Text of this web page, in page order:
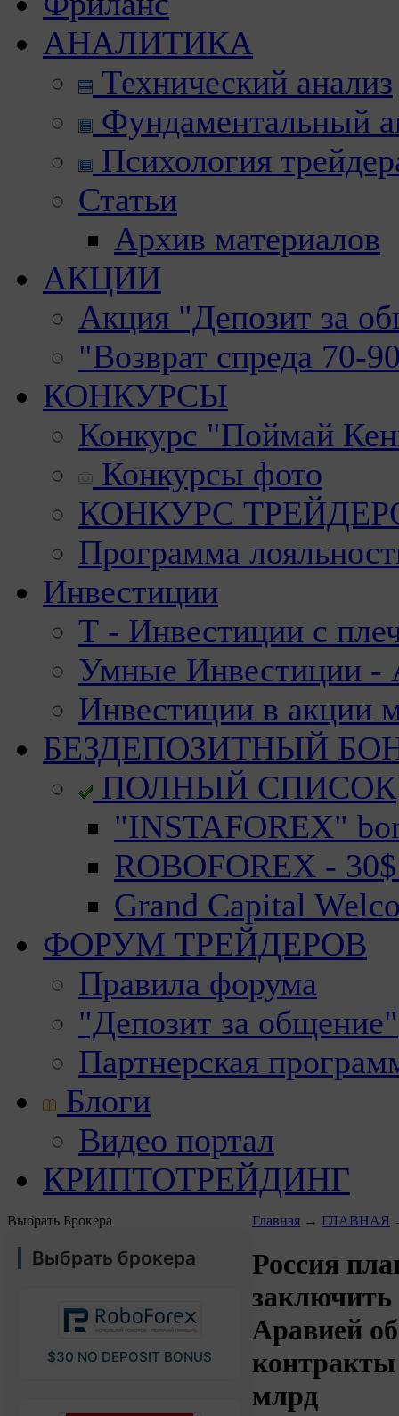
АНАЛИТИКА
Технический анализ
Фундаментальный
Психология
Статьи
Архив материалов
АКЦИИ
Акция "Депозит за
"Возврат спреда 70-
КОНКУРСЫ
Конкурс "Поймай
Конкурсы фото
КОНКУРС
Программа
Инвестиции
Т - Инвестиции с
Умные Инвестиции -
Инвестиции в акции
БЕЗДЕПОЗИТНЫЙ
ПОЛНЫЙ СПИСОК
"INSTAFOREX"
ROBOFOREX -
Grand Capital
ФОРУМ ТРЕЙДЕРОВ
Правила форума
"Депозит за общение"
Партнерская
Блоги
Видео портал
КРИПТОТРЕЙДИНГ
Выбрать Брокера
Выбрать брокера
$30 NO DEPOSIT BONUS
Главная → ГЛАВНАЯ
Россия
заключить
Аравией
млрд